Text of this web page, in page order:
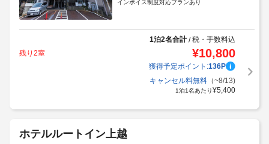
インボイス制度対応プランあり
1泊2名合計/税・手数料込
残り2室
¥10,800
獲得予定ポイント:136P
キャンセル料無料（~8/13)
1泊1名あたり¥5,400
ホテルルートイン上越